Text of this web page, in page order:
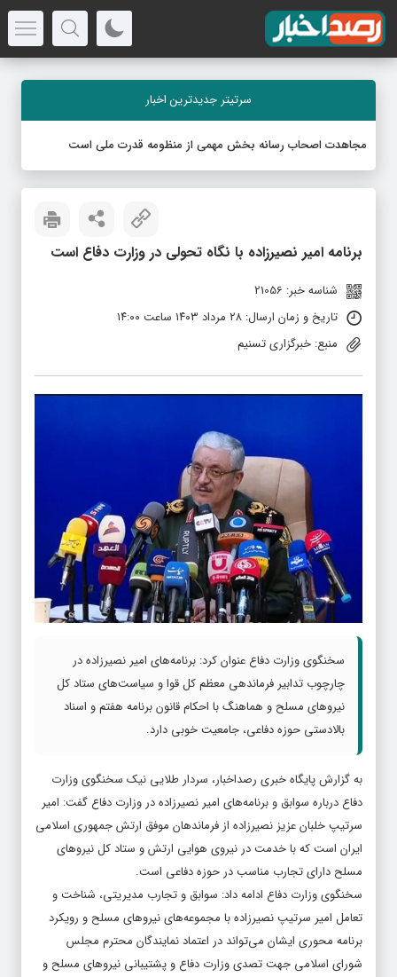
سرتیتر جدیدترین اخبار
مجاهدت اصحاب رسانه بخش مهمی از منظومه قدرت ملی است
برنامه امیر نصیرزاده با نگاه تحولی در وزارت دفاع است
شناسه خبر: 21056
تاریخ و زمان ارسال: ۲۸ مرداد ۱۴۰۳ ساعت ۱۴:۰۰
منبع: خبرگزاری تسنیم
سخنگوی وزارت دفاع عنوان کرد: برنامه‌های امیر نصیرزاده در
چارچوب تدابیر فرماندهی معظم کل قوا و سیاست‌های ستاد کل
نیروهای مسلح و هماهنگ با احکام قانون برنامه هفتم و اسناد
بالادستی حوزه دفاعی، جامعیت خوبی دارد.
به گزارش پایگاه خبری رصداخبار، سردار طلایی نیک سخنگوی وزارت
دفاع درباره سوابق و برنامه‌های امیر نصیرزاده در وزارت دفاع گفت: امیر
سرتیپ خلبان عزیز نصیرزاده از فرماندهان موفق ارتش جمهوری اسلامی
ایران است که با خدمت در نیروی هوایی ارتش و ستاد کل نیروهای
مسلح دارای تجارب مناسب در حوزه دفاعی است.
سخنگوی وزارت دفاع ادامه داد: سوابق و تجارب مدیریتی، شناخت و
تعامل امیر سرتیپ نصیرزاده با مجموعه‌های نیروهای مسلح و رویکرد
برنامه محوری ایشان می‌تواند در اعتماد نمایندگان محترم مجلس
شورای اسلامی جهت تصدی وزارت دفاع و پشتیبانی نیروهای مسلح و